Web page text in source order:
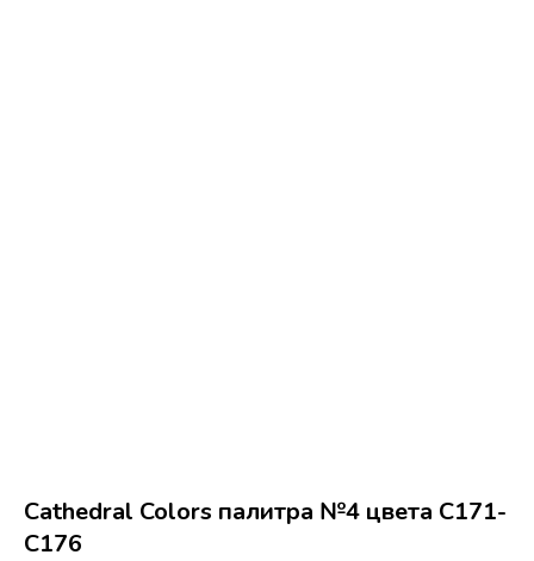
Cathedral Colors палитра №4 цвета С171-
C176